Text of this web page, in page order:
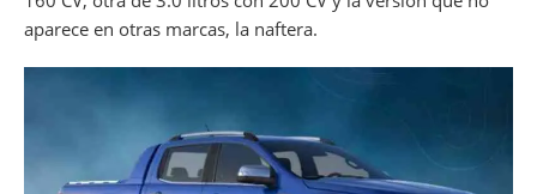
aparece en otras marcas, la naftera.